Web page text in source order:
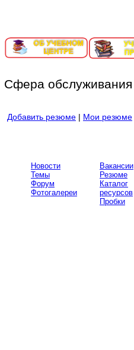
Сфера обслуживания
Добавить резюме | Мои резюме
Новости
Темы
Форум
Фотогалереи
Вакансии
Резюме
Каталог
ресурсов
Пробки